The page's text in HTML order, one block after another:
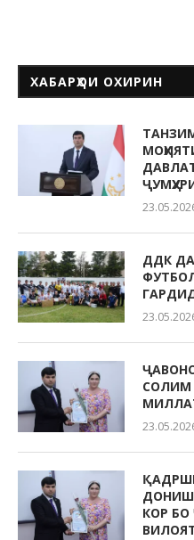
ХАБАРҲОИ ОХИРИН
ДДК
СОЛИМ
КОР